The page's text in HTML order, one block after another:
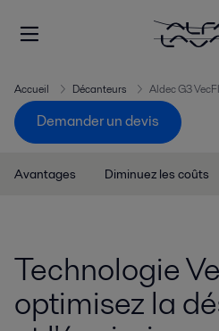
Accueil Décanteurs Aldec G3
Demander un devis
Avantages Diminuez les coûts
Technologie
optimisez la